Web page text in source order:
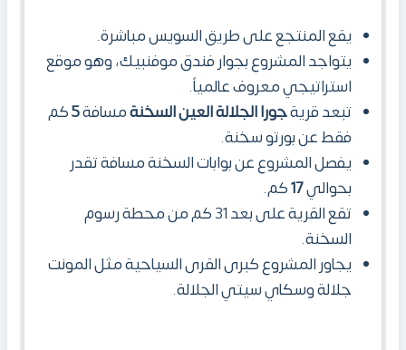
يقع المنتجععلى طريق السويس مباشرة.
يتواجد المشروع بجوار فندق موفنبيك، وهو موقع
استراتيجي معروف عالمياً.
تبعد قريةجورا الجلالة العين السخنةمسافة5كم
فقط عن بورتو سخنة.
يفصل المشروع عن بوابات السخنة مسافة تقدر
بحوالي17كم.
تقعالقريةعلى بعد31كم من محطة رسوم
السخنة.
يجاور المشروع كبرى القرى السياحية مثل المونت
جلالة وسكاي سيتي الجلالة.